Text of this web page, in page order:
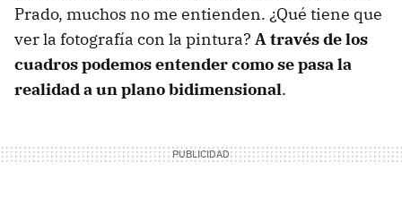
Prado, muchos no me entienden. ¿Qué tiene que
ver la fotografía con la pintura? A través de los
cuadros podemos entender como se pasa la
realidad a un plano bidimensional.